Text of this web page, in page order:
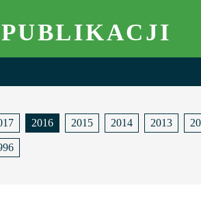
2016 2015 2014 2013